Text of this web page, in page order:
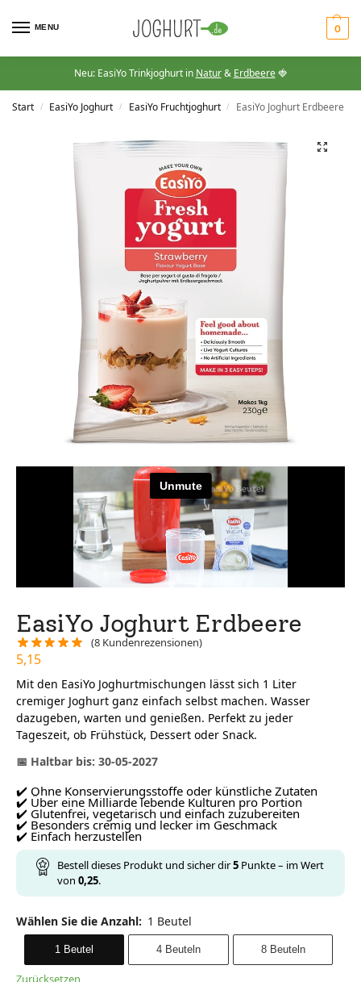
MENU 0
Neu: EasiYo Trinkjoghurt in Natur& Erdbeere🍓
Start / EasiYo Joghurt / EasiYo Fruchtjoghurt / EasiYo Joghurt Erdbeere
EasiYo Joghurt Erdbeere
(8 Kundenrezensionen)
5,15
Mit den EasiYo Joghurtmischungen lässt sich 1 Liter
cremiger Joghurt ganz einfach selbst machen. Wasser
dazugeben, warten und genießen. Perfekt zu jeder
Tageszeit, ob Frühstück, Dessert oder Snack.
📅 Haltbar bis: 30-05-2027
✔️ Ohne Konservierungsstoffe oder künstliche Zutaten
✔️ Über eine Milliarde lebende Kulturen pro Portion
✔️ Glutenfrei, vegetarisch und einfach zuzubereiten
✔️ Besonders cremig und lecker im Geschmack
✔️ Einfach herzustellen
Bestell dieses Produkt und sicher dir5 Punkte – im Wert
von 0,25.
Wählen Sie die Anzahl: 1 Beutel
1 Beutel 4 Beuteln 8 Beuteln
Zurücksetzen